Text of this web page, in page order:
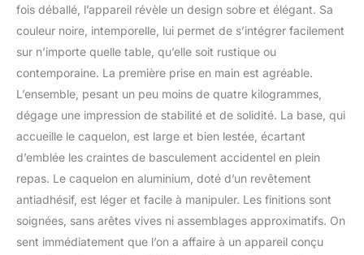
fois déballé, l’appareil révèle un design sobre et élégant. Sa
couleur noire, intemporelle, lui permet de s’intégrer facilement
sur n’importe quelle table, qu’elle soit rustique ou
contemporaine. La première prise en main est agréable.
L’ensemble, pesant un peu moins de quatre kilogrammes,
dégage une impression de stabilité et de solidité. La base, qui
accueille le caquelon, est large et bien lestée, écartant
d’emblée les craintes de basculement accidentel en plein
repas. Le caquelon en aluminium, doté d’un revêtement
antiadhésif, est léger et facile à manipuler. Les finitions sont
soignées, sans arêtes vives ni assemblages approximatifs. On
sent immédiatement que l’on a affaire à un appareil conçu